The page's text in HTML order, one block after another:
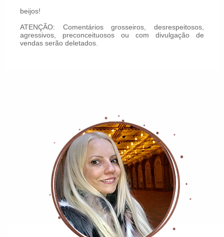
beijos!
ATENÇÃO: Comentários grosseiros, desrespeitosos,
agressivos, preconceituosos ou com divulgação de
vendas serão deletados.